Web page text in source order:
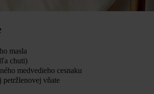
masla
chuti)
medvedieho cesnaku
petržlenovej vňate